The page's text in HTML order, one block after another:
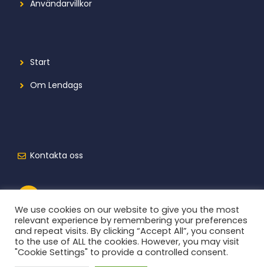
Användarvillkor
Start
Om Lendags
Kontakta oss
We use cookies on our website to give you the most
relevant experience by remembering your preferences
and repeat visits. By clicking “Accept All”, you consent
to the use of ALL the cookies. However, you may visit
"Cookie Settings" to provide a controlled consent.